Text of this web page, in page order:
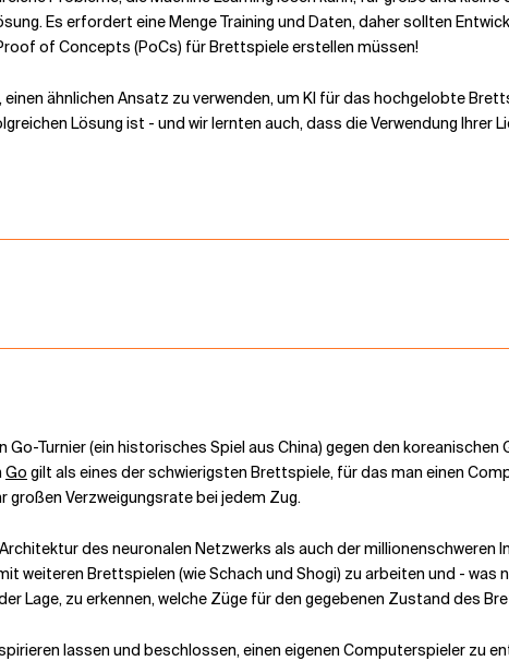
Es erfordert eine Menge Training und Daten, daher sollten
of Concepts (PoCs) für Brettspiele erstellen müssen!
ähnlichen Ansatz zu verwenden, um KI für das hochgelobte
Lösung ist - und wir lernten auch, dass die Verwendung Ihrer
Go-Turnier (ein historisches Spiel aus China) gegen den
Go gilt als eines der schwierigsten Brettspiele, für das man einen
Verzweigungsrate bei jedem Zug.
des neuronalen Netzwerks als auch der millionenschweren
weiteren Brettspielen (wie Schach und Shogi) zu arbeiten und - was
Lage, zu erkennen, welche Züge für den gegebenen Zustand des
lassen und beschlossen, einen eigenen Computerspieler zu